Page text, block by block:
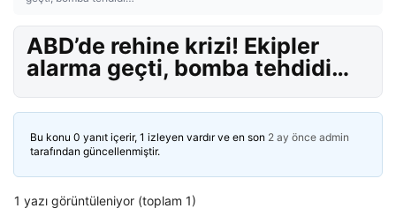
ABD’de rehine krizi! Ekipler
alarma geçti, bomba tehdidi…
Bu konu 0 yanıt içerir, 1 izleyen vardır ve en son 2 ay önce admin
tarafından güncellenmiştir.
1 yazı görüntüleniyor (toplam 1)